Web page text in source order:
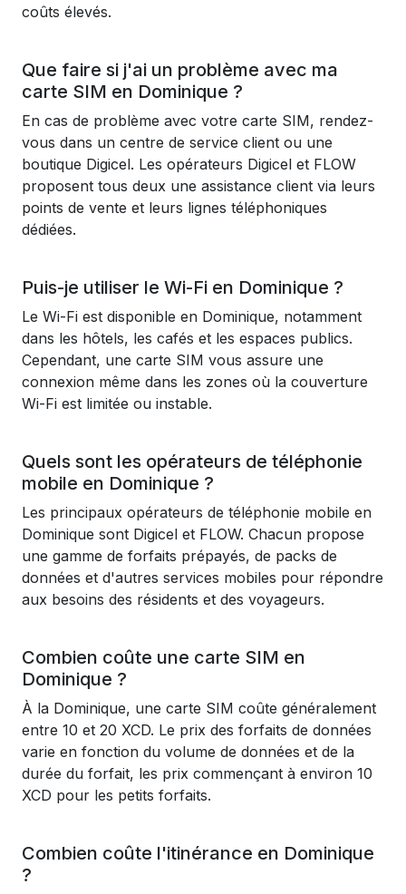
coûts élevés.
Que faire si j'ai un problème avec ma
carte SIM en Dominique ?
En cas de problème avec votre carte SIM, rendez-
vous dans un centre de service client ou une
boutique Digicel. Les opérateurs Digicel et FLOW
proposent tous deux une assistance client via leurs
points de vente et leurs lignes téléphoniques
dédiées.
Puis-je utiliser le Wi-Fi en Dominique ?
Le Wi-Fi est disponible en Dominique, notamment
dans les hôtels, les cafés et les espaces publics.
Cependant, une carte SIM vous assure une
connexion même dans les zones où la couverture
Wi-Fi est limitée ou instable.
Quels sont les opérateurs de téléphonie
mobile en Dominique ?
Les principaux opérateurs de téléphonie mobile en
Dominique sont Digicel et FLOW. Chacun propose
une gamme de forfaits prépayés, de packs de
données et d'autres services mobiles pour répondre
aux besoins des résidents et des voyageurs.
Combien coûte une carte SIM en
Dominique ?
À la Dominique, une carte SIM coûte généralement
entre 10 et 20 XCD. Le prix des forfaits de données
varie en fonction du volume de données et de la
durée du forfait, les prix commençant à environ 10
XCD pour les petits forfaits.
Combien coûte l'itinérance en Dominique
?